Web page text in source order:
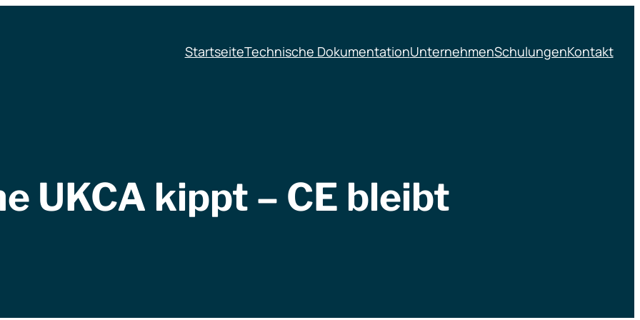
StartseiteTechnische DokumentationUnternehmenSchulungenKontakt
UKCA kippt – CE bleibt